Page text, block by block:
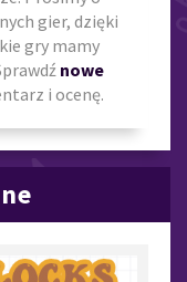
gier, dzięki
gry mamy
nowe
i ocenę.